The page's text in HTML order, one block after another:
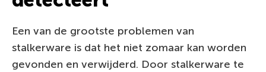
Een van de grootste problemen van
stalkerware is dat het niet zomaar kan worden
gevonden en verwijderd. Door stalkerware te